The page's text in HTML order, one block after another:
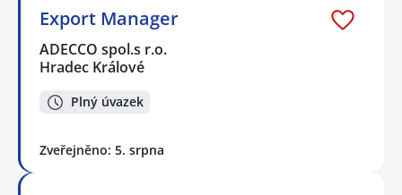
Export Manager
ADECCO spol.s r.o.
Hradec Králové
Plný úvazek
Zveřejněno: 5. srpna